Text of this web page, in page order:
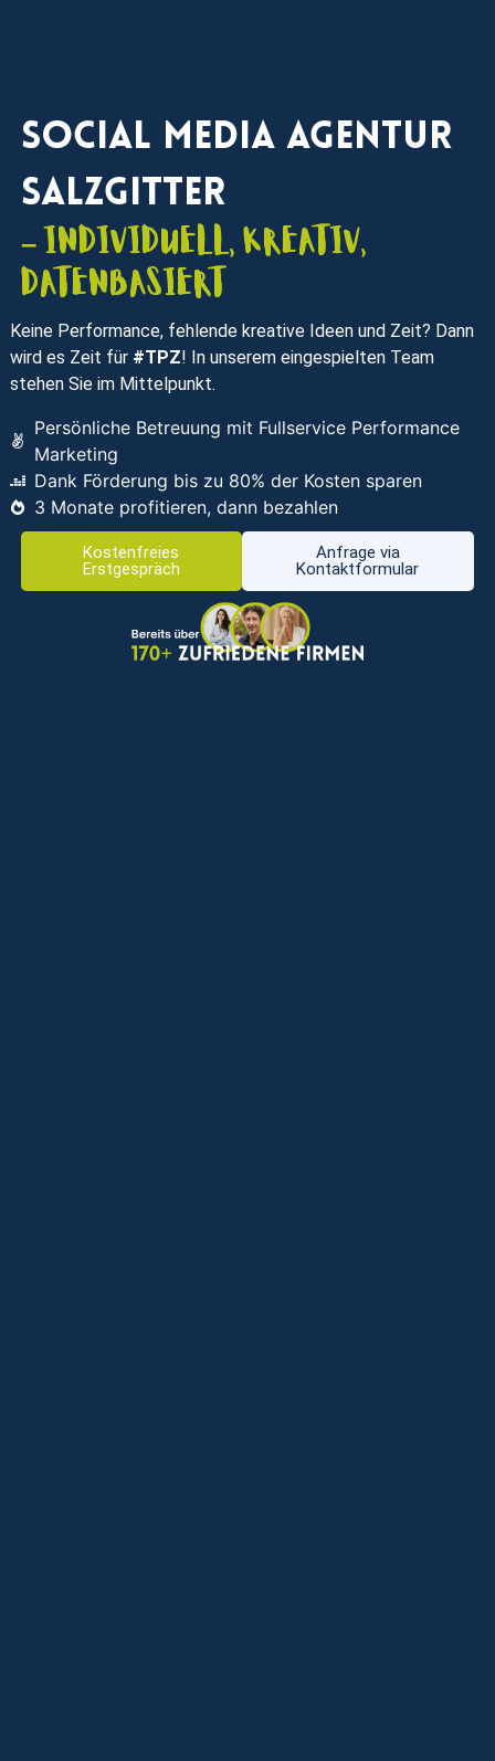
Social Media Agentur
Salzgitter
– individuell, kreativ,
datenbasiert
Keine Performance, fehlende kreative Ideen und Zeit? Dann
wird es Zeit für #TPZ! In unserem eingespielten Team
stehen Sie im Mittelpunkt.
Persönliche Betreuung mit Fullservice Performance
Marketing
Dank Förderung bis zu 80% der Kosten sparen
3 Monate profitieren, dann bezahlen
Kostenfreies
Erstgespräch
Anfrage via
Kontaktformular